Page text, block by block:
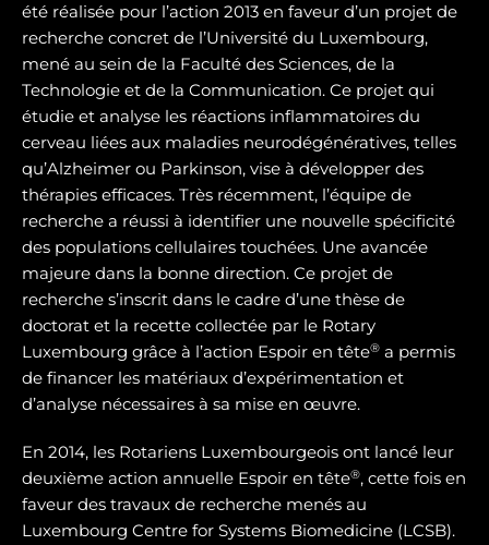
été réalisée pour l’action 2013 en faveur d’un projet de
recherche concret de l’Université du Luxembourg,
mené au sein de la Faculté des Sciences, de la
Technologie et de la Communication. Ce projet qui
étudie et analyse les réactions inflammatoires du
cerveau liées aux maladies neurodégénératives, telles
qu’Alzheimer ou Parkinson, vise à développer des
thérapies efficaces. Très récemment, l’équipe de
recherche a réussi à identifier une nouvelle spécificité
des populations cellulaires touchées. Une avancée
majeure dans la bonne direction. Ce projet de
recherche s’inscrit dans le cadre d’une thèse de
doctorat et la recette collectée par le Rotary
Luxembourg grâce à l’action Espoir en tête® a permis
de financer les matériaux d’expérimentation et
d’analyse nécessaires à sa mise en œuvre.
En 2014, les Rotariens Luxembourgeois ont lancé leur
deuxième action annuelle Espoir en tête®, cette fois en
faveur des travaux de recherche menés au
Luxembourg Centre for Systems Biomedicine (LCSB).